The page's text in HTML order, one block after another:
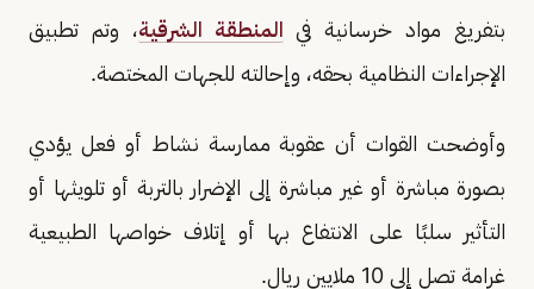
بتفريغ مواد خرسانية في المنطقة الشرقية، وتم تطبيق
الإجراءات النظامية بحقه، وإحالته للجهات المختصة.
وأوضحت القوات أن عقوبة ممارسة نشاط أو فعل يؤدي
بصورة مباشرة أو غير مباشرة إلى الإضرار بالتربة أو تلويثها أو
التأثير سلبًا على الانتفاع بها أو إتلاف خواصها الطبيعية
غرامة تصل إلى 10 ملايين ريال.